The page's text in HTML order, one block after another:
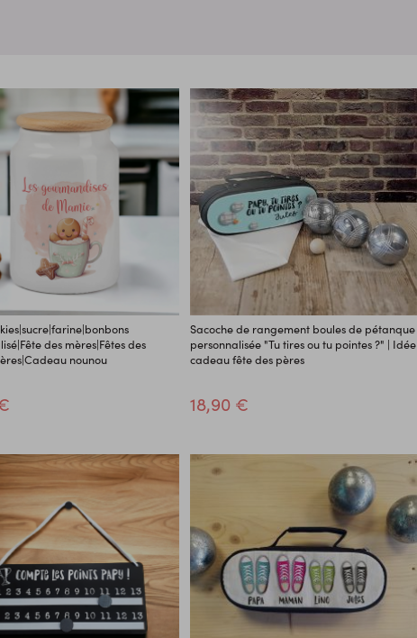
des mères|Fêtes des
nounou
Sacoche de rangement boules de pétanque
personnalisée "Tu tires ou tu pointes ?" | Idée
cadeau fête des pères
18,90 €